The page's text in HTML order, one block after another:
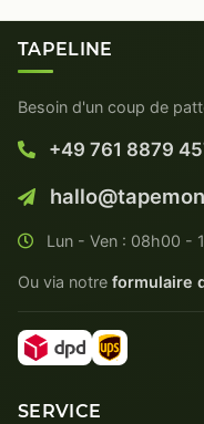
TAPELINE
Besoin d'un coup de
+49 761 8879
Lun - Ven : 08h00 -
Ou via notre formulaire
SERVICE